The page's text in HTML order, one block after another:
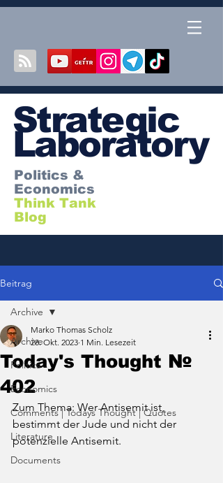
Strategic
Laboratory
Politics &
Economics
Think Tank
Blog
Beitrag
Archive
Politics
Economics
Comments | Todays Thought | Quotes
Literature
Documents
Archive
Today's Thought №
402
Marko Thomas Scholz
28. Okt. 2023 1 Min. Lesezeit
Zum Thema: Wer Antisemit ist,
bestimmt der Jude und nicht der
potenzielle Antisemit.